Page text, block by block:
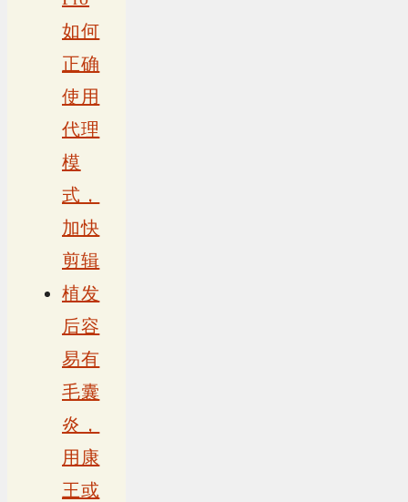
如何
正确
使用
代理
模
式，
加快
剪辑
植发
后容
易有
毛囊
炎，
用康
王或